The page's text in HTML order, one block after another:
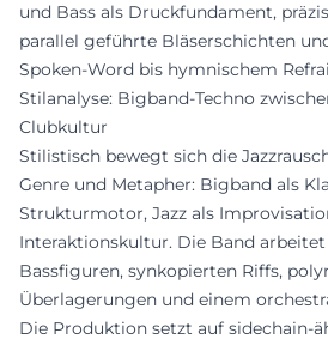
und Bass als Druckfundament,
parallel geführte Bläserschichten
Spoken-Word bis hymnischem
Stilanalyse: Bigband-Techno
Clubkultur
Stilistisch bewegt sich die
Genre und Metapher: Bigband als
Strukturmotor, Jazz als
Interaktionskultur. Die Band
Bassfiguren, synkopierten Riffs,
Überlagerungen und einem
Die Produktion setzt auf sidechain-